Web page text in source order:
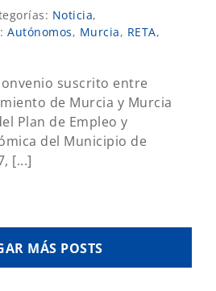
Noticia,
Autónomos, Murcia, RETA,
suscrito entre
de Murcia y Murcia
Plan de Empleo y
del Municipio de
[...]
MÁS POSTS